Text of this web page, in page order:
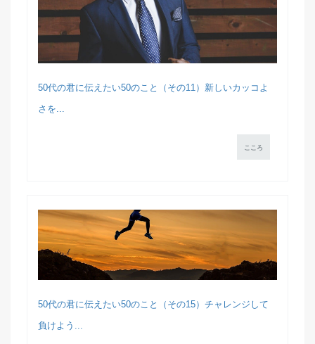
50代の君に伝えたい50のこと（その11）新しいカッコよ
さを...
こころ
50代の君に伝えたい50のこと（その15）チャレンジして
負けよう...